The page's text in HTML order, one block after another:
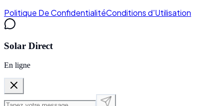
Politique De ConfidentialitéConditions d'Utilisation
Solar Direct
En ligne